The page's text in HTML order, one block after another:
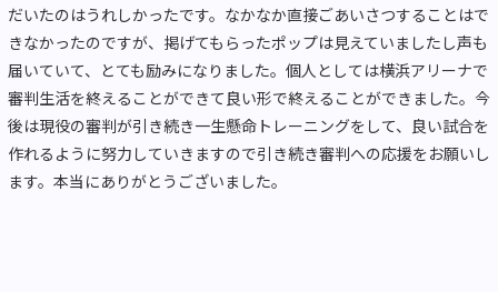
だいたのはうれしかったです。なかなか直接ごあいさつすることはで
きなかったのですが、掲げてもらったポップは見えていましたし声も
届いていて、とても励みになりました。個人としては横浜アリーナで
審判生活を終えることができて良い形で終えることができました。今
後は現役の審判が引き続き一生懸命トレーニングをして、良い試合を
作れるように努力していきますので引き続き審判への応援をお願いし
ます。本当にありがとうございました。